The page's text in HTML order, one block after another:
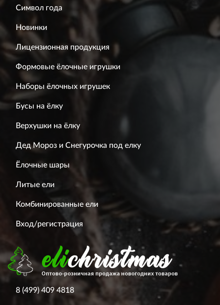
Символ года
Новинки
Лицензионная продукция
Формовые ёлочные игрушки
Наборы ёлочных игрушек
Бусы на ёлку
Верхушки на ёлку
Дед Мороз и Снегурочка под елку
Ёлочные шары
Литые ели
Комбинированные ели
Вход/регистрация
8 (499) 409 4818